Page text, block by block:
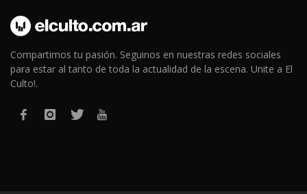
Compartimos tu pasión. Seguinos en nuestras redes sociales
para estar al tanto de toda la actualidad de la escena. Unite a El
Culto!.